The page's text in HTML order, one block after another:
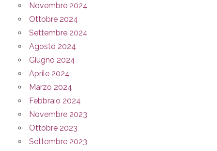
Novembre 2024
Ottobre 2024
Settembre 2024
Agosto 2024
Giugno 2024
Aprile 2024
Marzo 2024
Febbraio 2024
Novembre 2023
Ottobre 2023
Settembre 2023